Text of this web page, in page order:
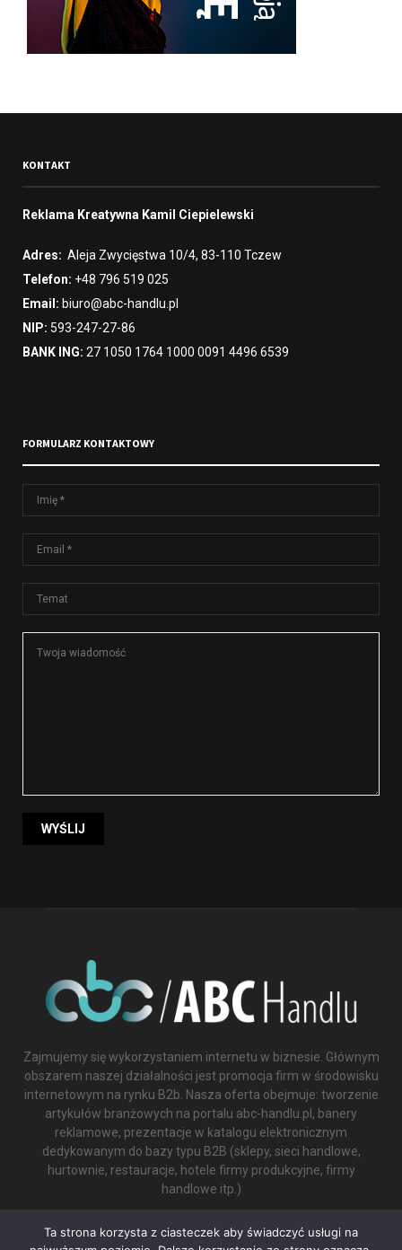
KONTAKT
Reklama Kreatywna Kamil Ciepielewski
Adres: Aleja Zwycięstwa 10/4, 83-110 Tczew
Telefon: +48 796 519 025
Email: biuro@abc-handlu.pl
NIP: 593-247-27-86
BANK ING: 27 1050 1764 1000 0091 4496 6539
FORMULARZ KONTAKTOWY
Zajmujemy się wykorzystaniem internetu w biznesie. Głównym
obszarem naszej działalności jest promocja firm w środowisku
internetowym na rynku B2b. Nasza oferta obejmuje: tworzenie
artykułów branżowych na portalu abc-handlu.pl, banery
reklamowe, prezentacje w katalogu elektronicznym
dedykowanym do bazy typu B2B (sklepy, sieci handlowe,
hurtownie, restauracje, hotele firmy produkcyjne, firmy
handlowe itp.)
Ta strona korzysta z ciasteczek aby świadczyć usługi na